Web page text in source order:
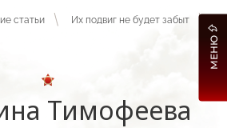
статьи
Их подвиг не будет забыт
Тимофеева
МЕНЮ